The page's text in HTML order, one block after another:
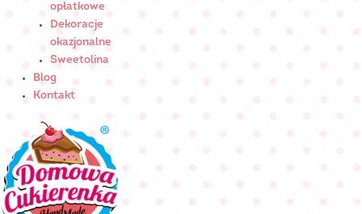
opłatkowe
Dekoracje
okazjonalne
Sweetolina
Blog
Kontakt